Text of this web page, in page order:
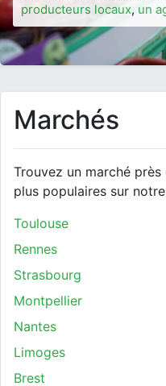
producteurs locaux, un
Marchés
Trouvez un marché
plus populaires sur
Toulouse
Rennes
Strasbourg
Montpellier
Nantes
Limoges
Brest